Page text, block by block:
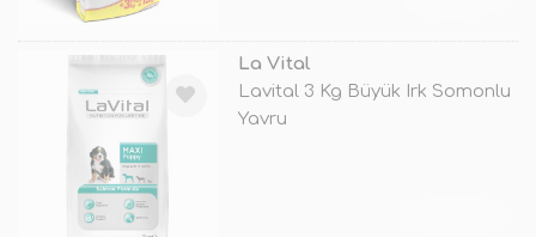
La Vital
Lavital 3 Kg Büyük Irk Somonlu
Yavru